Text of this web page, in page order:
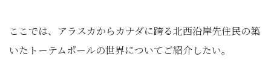
ここでは、アラスカからカナダに跨る北西沿岸先住民の築
いたトーテムポールの世界についてご紹介したい。